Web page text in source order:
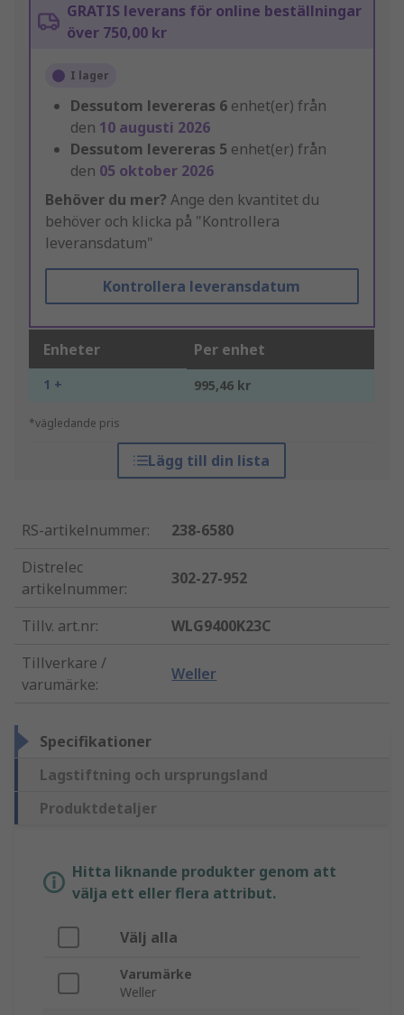
GRATIS leverans för online beställningar
över 750,00 kr
I lager
Dessutom levereras 6 enhet(er) från
den 10 augusti 2026
Dessutom levereras 5 enhet(er) från
den 05 oktober 2026
Behöver du mer? Ange den kvantitet du
behöver och klicka på "Kontrollera
leveransdatum"
Kontrollera leveransdatum
Enheter Per enhet
1 + 995,46 kr
*vägledande pris
Lägg till din lista
RS-artikelnummer:
238-6580
Distrelec
artikelnummer:
302-27-952
Tillv. art.nr:
WLG9400K23C
Tillverkare /
varumärke:
Weller
Specifikationer
Lagstiftning och ursprungsland
Produktdetaljer
Hitta liknande produkter genom att
välja ett eller flera attribut.
Välj alla
Varumärke
Weller